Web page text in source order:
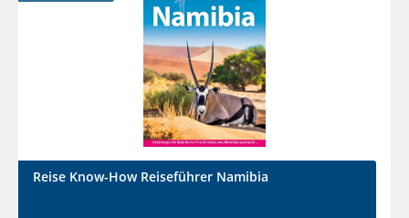
Reise Know-How Reiseführer Namibia